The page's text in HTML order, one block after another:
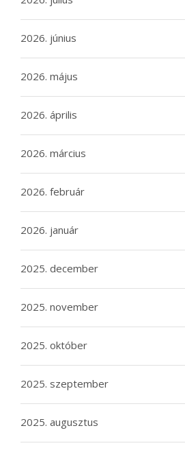
2026. június
2026. május
2026. április
2026. március
2026. február
2026. január
2025. december
2025. november
2025. október
2025. szeptember
2025. augusztus